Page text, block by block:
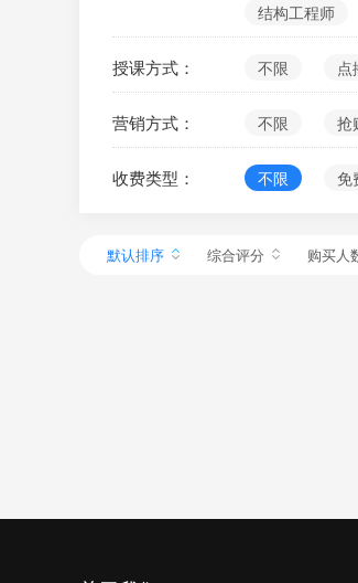
结构工程师
授课方式： 不限 点
营销方式： 不限 抢
收费类型： 不限 免
默认排序 综合评分 购买人